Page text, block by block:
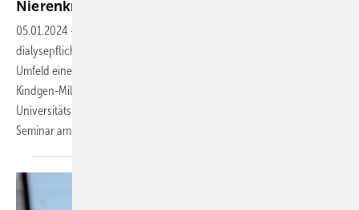
Nierenkranken
05.01.2024 -
dialysepflichtige Patienten haben ein hohes Risiko, im perioperativen
Umfeld eine weitere Schädigung zu erleiden, berichtete Detlef
Kindgen-Milles von der Klinik für Anästhesiologie am
Universitätsklinikum Düsseldorf auf dem 14. Anästhesie-Update-
Seminar am 10. und 11. November 2023 in